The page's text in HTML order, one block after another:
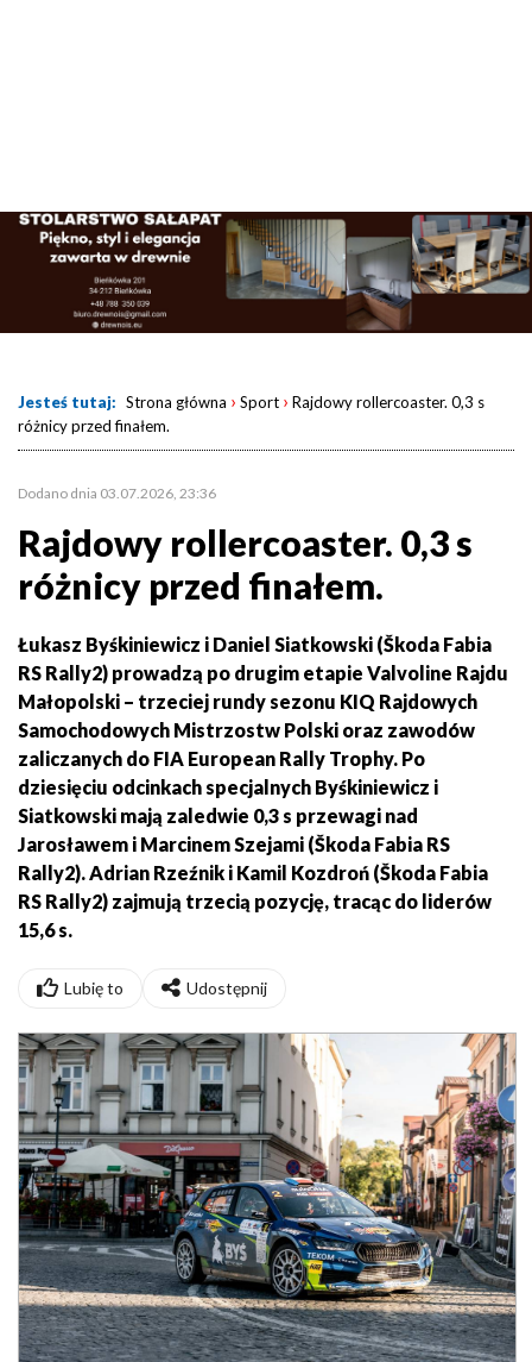
Jesteś tutaj: Strona główna › Sport › Rajdowy rollercoaster. 0,3 s
różnicy przed finałem.
Dodano dnia 03.07.2026, 23:36
Rajdowy rollercoaster. 0,3 s
różnicy przed finałem.
Łukasz Byśkiniewicz i Daniel Siatkowski (Škoda Fabia
RS Rally2) prowadzą po drugim etapie Valvoline Rajdu
Małopolski – trzeciej rundy sezonu KIQ Rajdowych
Samochodowych Mistrzostw Polski oraz zawodów
zaliczanych do FIA European Rally Trophy. Po
dziesięciu odcinkach specjalnych Byśkiniewicz i
Siatkowski mają zaledwie 0,3 s przewagi nad
Jarosławem i Marcinem Szejami (Škoda Fabia RS
Rally2). Adrian Rzeźnik i Kamil Kozdroń (Škoda Fabia
RS Rally2) zajmują trzecią pozycję, tracąc do liderów
15,6 s.
Lubię to Udostępnij